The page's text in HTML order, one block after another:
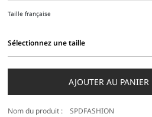
Taille française
Sélectionnez une taille
une
AJOUTER AU PANIER
Nom du produit :
SPDFASHION